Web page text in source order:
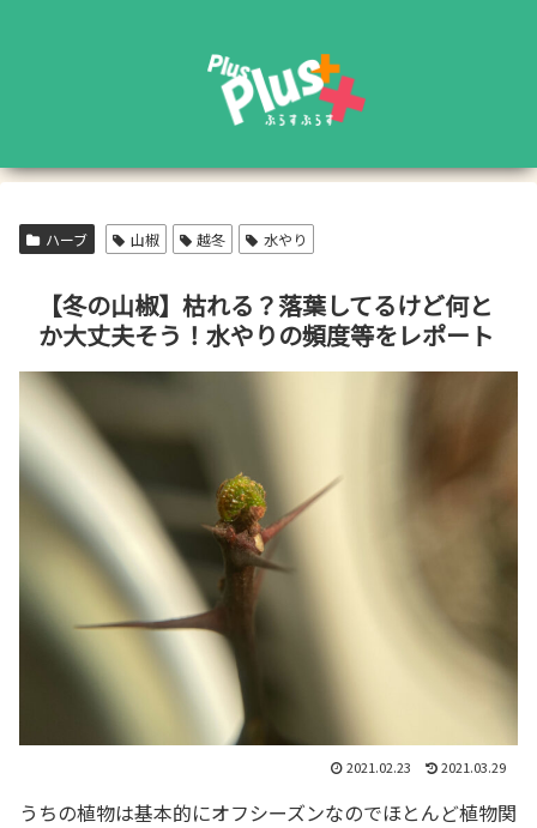
ハーブ 山椒 越冬 水やり
【冬の山椒】枯れる？落葉してるけど何と
か大丈夫そう！水やりの頻度等をレポート
2021.02.23 2021.03.29
うちの植物は基本的にオフシーズンなのでほとんど植物関